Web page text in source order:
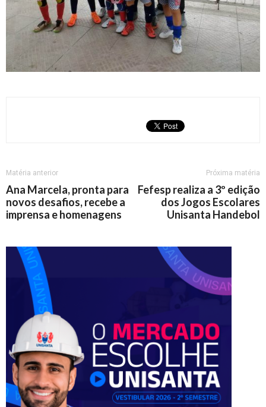
Matéria anterior
Ana Marcela, pronta para
novos desafios, recebe a
imprensa e homenagens
Próxima matéria
Fefesp realiza a 3º edição
dos Jogos Escolares
Unisanta Handebol